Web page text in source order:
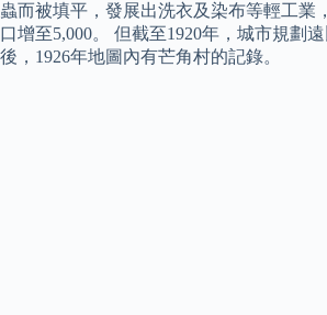
蟲而被填平，發展出洗衣及染布等輕工業
口增至5,000。 但截至1920年，城市規劃
後，1926年地圖內有芒角村的記錄。